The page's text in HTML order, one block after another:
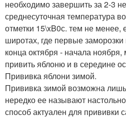
необходимо завершить за 2-3
среднесуточная температура
отметки 15\xB0с. тем не
широтах, где первые
конца октября - начала
привить яблоню и в середине
Прививка яблони зимой.
Прививка зимой возможна
нередко ее называют
способ актуален для прививки